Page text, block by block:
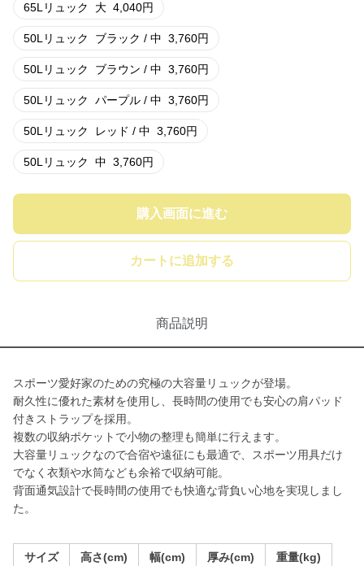
65Lリュック 大 4,040円
50Lリュック ブラック / 中 3,760円
50Lリュック ブラウン / 中 3,760円
50Lリュック パープル / 中 3,760円
50Lリュック レッド / 中 3,760円
50Lリュック 中 3,760円
購入画面に進む
カートに追加する
商品説明
スポーツ愛好家のための究極の大容量リュックが登場。
耐久性に優れた素材を使用し、長時間の使用でも安心の肩パッド
付きストラップを採用。
複数の収納ポケットで小物の整理も簡単に行えます。
大容量リュックなので合宿や遠征にも最適で、スポーツ用具だけ
でなく衣類や水筒なども余裕で収納可能。
背面通気設計で長時間の使用でも快適な背負い心地を実現しまし
た。
サイズ 高さ(cm) 幅(cm) 厚み(cm) 重量(kg)